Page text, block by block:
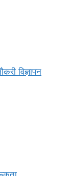
विज्ञापन